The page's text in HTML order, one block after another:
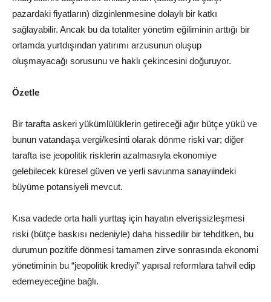
pazardaki fiyatların) dizginlenmesine dolaylı bir katkı
sağlayabilir. Ancak bu da totaliter yönetim eğiliminin arttığı bir
ortamda yurtdışından yatırımı arzusunun oluşup
oluşmayacağı sorusunu ve haklı çekincesini doğuruyor.
Özetle
Bir tarafta askeri yükümlülüklerin getireceği ağır bütçe yükü ve
bunun vatandaşa vergi/kesinti olarak dönme riski var; diğer
tarafta ise jeopolitik risklerin azalmasıyla ekonomiye
gelebilecek küresel güven ve yerli savunma sanayiindeki
büyüme potansiyeli mevcut.
Kısa vadede orta halli yurttaş için hayatın elverişsizleşmesi
riski (bütçe baskısı nedeniyle) daha hissedilir bir tehditken, bu
durumun pozitife dönmesi tamamen zirve sonrasında ekonomi
yönetiminin bu “jeopolitik krediyi” yapısal reformlara tahvil edip
edemeyeceğine bağlı.